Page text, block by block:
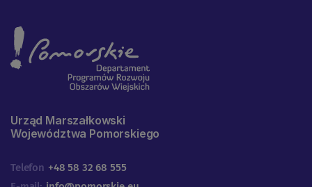
Urząd Marszałkowski
Województwa Pomorskiego
Telefon +48 58 32 68 555